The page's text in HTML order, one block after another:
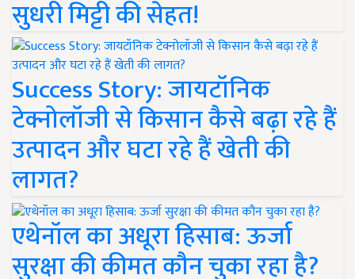
सुधरी मिट्टी की सेहत!
Success Story: जायटॉनिक
टेक्नोलॉजी से किसान कैसे बढ़ा रहे हैं
उत्पादन और घटा रहे हैं खेती की
लागत?
एथेनॉल का अधूरा हिसाब: ऊर्जा
सुरक्षा की कीमत कौन चुका रहा है?